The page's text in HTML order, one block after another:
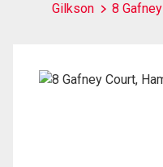
Gilkson
8